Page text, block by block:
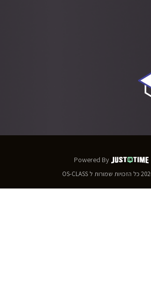
Powered By
OS-CLASS כל הזכויות שמורות ל